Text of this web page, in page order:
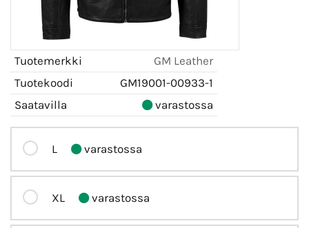
Tuotemerkki
GM Leather
Tuotekoodi
GM19001-00933-1
Saatavilla
varastossa
L varastossa
XL varastossa